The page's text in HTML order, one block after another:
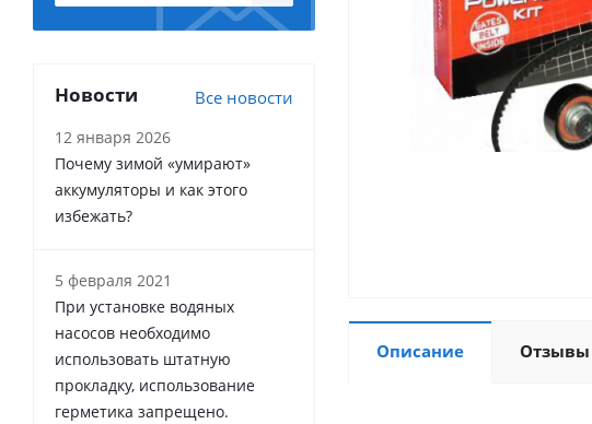
Описание Отзывы
Новости Все новости
12 января 2026
Почему зимой «умирают»
аккумуляторы и как этого
избежать?
5 февраля 2021
При установке водяных
насосов необходимо
использовать штатную
прокладку, использование
герметика запрещено.